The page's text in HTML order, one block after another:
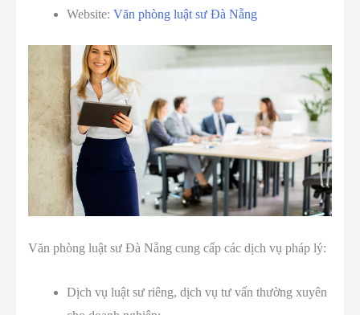
Website: Văn phòng luật sư Đà Nẵng
Văn phòng luật sư Đà Nẵng cung cấp các dịch vụ pháp lý:
Dịch vụ luật sư riêng, dịch vụ tư vấn thường xuyên